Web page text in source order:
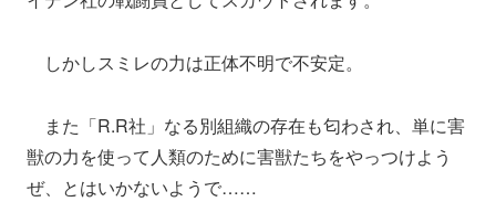
しかしスミレの力は正体不明で不安定。
また「R.R社」なる別組織の存在も匂わされ、単に害
獣の力を使って人類のために害獣たちをやっつけよう
ぜ、とはいかないようで……